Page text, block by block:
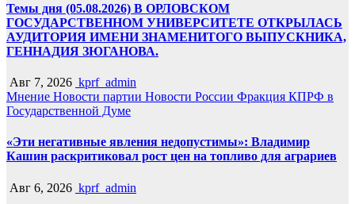
Темы дня (05.08.2026) В ОРЛОВСКОМ
ГОСУДАРСТВЕННОМ УНИВЕРСИТЕТЕ ОТКРЫЛАСЬ
АУДИТОРИЯ ИМЕНИ ЗНАМЕНИТОГО ВЫПУСКНИКА,
ГЕННАДИЯ ЗЮГАНОВА.
Авг 7, 2026 kprf_admin
Мнение Новости партии Новости России Фракция КПРФ в
Государственной Думе
«Эти негативные явления недопустимы»: Владимир
Кашин раскритиковал рост цен на топливо для аграриев
Авг 6, 2026 kprf_admin